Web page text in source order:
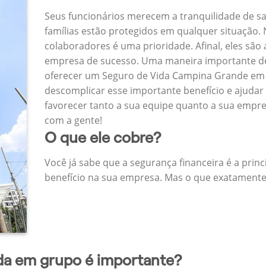
Seus funcionários merecem a tranquilidade de
famílias estão protegidos em qualquer
colaboradores é uma prioridade. Afinal, eles
empresa de sucesso. Uma maneira importante
oferecer um Seguro de Vida Campina Grande
descomplicar esse importante benefício e
favorecer tanto a sua equipe quanto a sua
com a gente!
O que ele cobre?
Você já sabe que a segurança financeira é a
benefício na sua empresa. Mas o que
em grupo é importante?